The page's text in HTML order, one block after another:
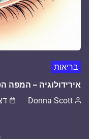
בריאות
אירידולוגיה – המפה
Donna Scott דצמ